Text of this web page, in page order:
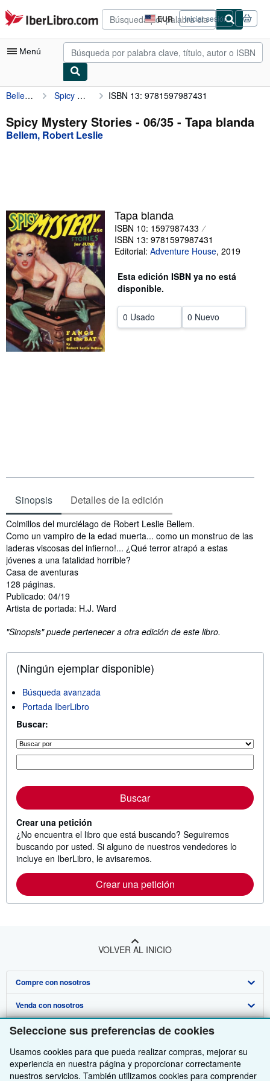
Seleccione sus preferencias de cookies
Usamos cookies para que pueda realizar compras, mejorar su
experiencia en nuestra página y proporcionar correctamente
nuestros servicios. También utilizamos cookies para comprender
Pasar al contenido principal
IberLibro.com EUR
Preferencias
de
compra
del
Iniciar sesión
Menú
Mi cuenta
Consultar mis pedidos
Búsqueda avanzada
Vendedores
Comenzar a vender
Ayuda
CERRAR
Bellem, Robert Leslie Spicy Mystery Stories - 06/35 ISBN 13: 9781597987431
Spicy Mystery Stories - 06/35 - Tapa blanda
Bellem, Robert Leslie
Tapa blanda
ISBN 10: 1597987433
ISBN 13: 9781597987431
Editorial: Adventure House, 2019
Esta edición ISBN ya no está
disponible.
0 Usado 0 Nuevo
Sinopsis Detalles de la edición
Sinopsis
Colmillos del murciélago de Robert Leslie Bellem.
Como un vampiro de la edad muerta... como un monstruo de las
laderas viscosas del infierno!... ¿Qué terror atrapó a estas
jóvenes a una fatalidad horrible?
Casa de aventuras
128 páginas.
Publicado: 04/19
Artista de portada: H.J. Ward
"Sinopsis" puede pertenecer a otra edición de este libro.
(Ningún ejemplar disponible)
Búsqueda avanzada
Portada IberLibro
Buscar:
Buscar
Crear una petición
¿No encuentra el libro que está buscando? Seguiremos
buscando por usted. Si alguno de nuestros vendedores lo
incluye en IberLibro, le avisaremos.
Crear una petición
VOLVER AL INICIO
Compre con nosotros
Búsqueda avanzada
Colecciones
Mi cuenta
Mis pedidos
Venda con nosotros
Comenzar a vender
Únase a nuestro programa de afiliados
Recomiende un vendedor
Sobre nosotros
Sobre IberLibro
Medios
Obtener Ayuda
Preguntas frecuentes y guías
Otras compañías de AbeBooks